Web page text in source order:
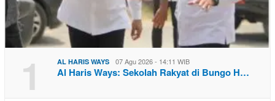
1 AL HARIS WAYS 07 Agu 2026 - 14:11 WIB
Al Haris Ways: Sekolah Rakyat di Bungo H…